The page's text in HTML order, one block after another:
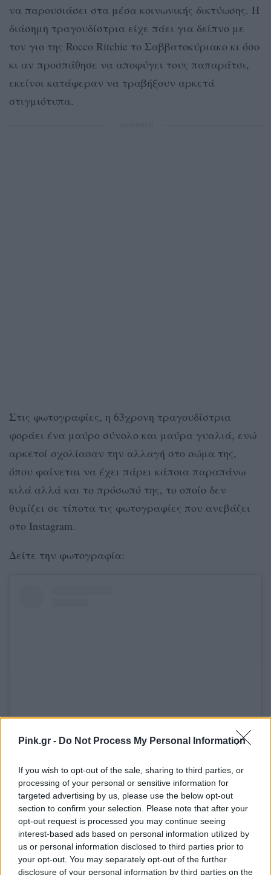
Pink.gr - Do Not Process My Personal Information
If you wish to opt-out of the sale, sharing to third parties, or
processing of your personal or sensitive information for
targeted advertising by us, please use the below opt-out
section to confirm your selection. Please note that after your
opt-out request is processed you may continue seeing
interest-based ads based on personal information utilized by
us or personal information disclosed to third parties prior to
your opt-out. You may separately opt-out of the further
disclosure of your personal information by third parties on the
να παρουσιάσει στα μέσα κοινωνικής δικτύωσης. Η
διάσημη τραγουδίστρια είχε πάει για δείπνο με
τον γιο της Rocco Ritchie το Σαββατοκύριακο κι όσο
κι αν προσπάθησε να αποφύγει τους παπαράτσι,
εκείνοι κατάφεραν να τραβήξουν αρκετά
στιγμιότυπα.
Στις φωτογραφίες, η 63χρονη τραγουδίστρια
φοράει ένα μαύρο σύνολο και μαύρα γυαλιά, ενώ
αρκετοί σχολίασαν την αλλαγή στο σώμα της,
όπου φαίνεται να έχει πάρει κάποια παραπάνω
κιλά αλλά και το πρόσωπό της, το οποίο δεν
θυμίζει σε τίποτα τις φωτογραφίες που ανεβάζει
στο Instagram.
Δείτε την φωτογραφία:
View this post on Instagram
A post shared by Madonna (@madonnavibe)
[ΠΗΓΗ]
ΔΙΑΦΗΜΙΣΗ